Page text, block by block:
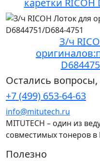
З/ч
Остались вопросы,
+7 (499) 653-64-63
info@mitutech.ru
MITUTECH – один из
совместимых тонеров в
Полезно